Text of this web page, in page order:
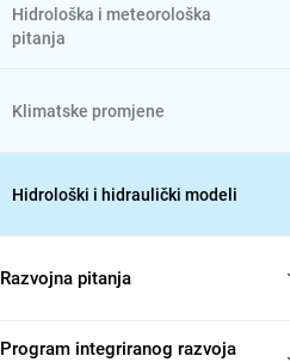
Hidrološka i meteorološka
pitanja
Klimatske promjene
Hidrološki i hidraulički modeli
Razvojna pitanja
Program integriranog razvoja